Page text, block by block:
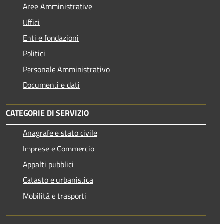
Aree Amministrative
Uffici
Enti e fondazioni
Politici
Personale Amministrativo
Documenti e dati
CATEGORIE DI SERVIZIO
Anagrafe e stato civile
Imprese e Commercio
Appalti pubblici
Catasto e urbanistica
Mobilità e trasporti